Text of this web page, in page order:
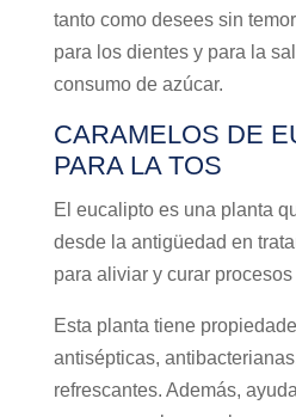
tanto como desees sin
para los dientes y para la
consumo de azúcar.
CARAMELOS DE
PARA LA TOS
El eucalipto es una planta
desde la antigüedad en
para aliviar y curar
Esta planta tiene
antisépticas,
refrescantes. Además,